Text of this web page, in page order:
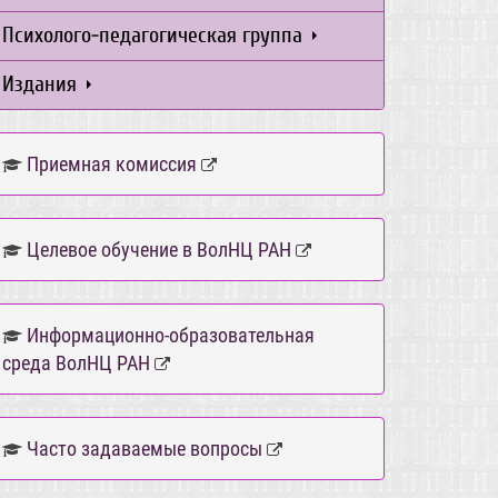
Психолого-педагогическая группа
Издания
Приемная комиссия
Целевое обучение в ВолНЦ РАН
Информационно-образовательная
среда ВолНЦ РАН
Часто задаваемые вопросы